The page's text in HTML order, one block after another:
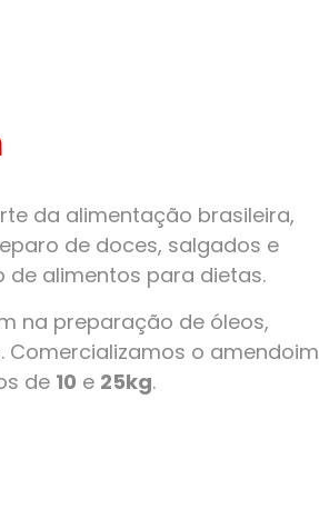
da alimentação brasileira,
de doces, salgados e
alimentos para dietas.
na preparação de óleos,
Comercializamos o amendoim
de 10 e 25kg.